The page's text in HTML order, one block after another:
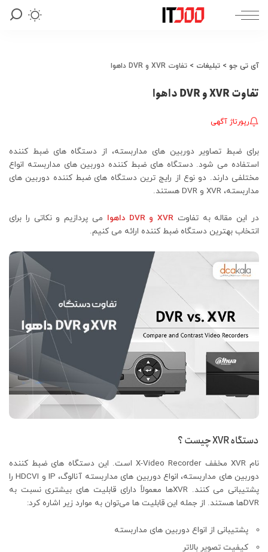
آی تی جو > تبلیغات > تفاوت XVR و DVR داهوا
تفاوت XVR و DVR داهوا
رپورتاژ آگهی
برای ضبط تصاویر دوربین‌ های مداربسته، از دستگاه‌ های ضبط کننده
استفاده می‌ شود. دستگاه‌ های ضبط کننده دوربین‌ های مداربسته انواع
مختلفی دارند. دو نوع از رایج‌ ترین دستگاه‌ های ضبط کننده دوربین‌ های
مداربسته، XVR و DVR هستند.
در این مقاله به تفاوت XVR و DVR داهوا
می‌ پردازیم و نکاتی را برای
انتخاب بهترین دستگاه ضبط کننده ارائه می‌ کنیم.
دستگاه XVR چیست ؟
نام XVR مخفف X-Video Recorder است. این دستگاه‌ های ضبط کننده
دوربین‌ های مداربسته، انواع دوربین‌ های مداربسته آنالوگ، IP و HDCVI را
پشتیبانی می کنند. XVRها معمولاً دارای قابلیت‌ های بیشتری نسبت به
DVRها هستند. از جمله این قابلیت‌ ها می‌توان به موارد زیر اشاره کرد:
پشتیبانی از انواع دوربین‌ های مداربسته
کیفیت تصویر بالاتر